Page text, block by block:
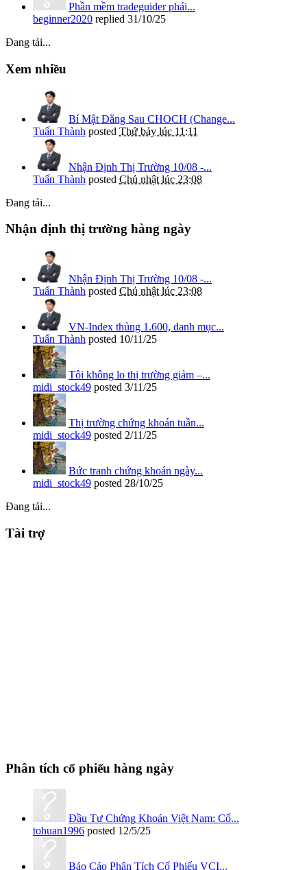
Phần mềm tradeguider phái...
beginner2020 replied 31/10/25
Đang tải...
Xem nhiều
Bí Mật Đằng Sau CHOCH (Change...
Tuấn Thành posted Thứ bảy lúc 11:11
Nhận Định Thị Trường 10/08 -...
Tuấn Thành posted Chủ nhật lúc 23:08
Đang tải...
Nhận định thị trường hàng ngày
Nhận Định Thị Trường 10/08 -...
Tuấn Thành posted Chủ nhật lúc 23:08
VN-Index thủng 1.600, danh mục...
Tuấn Thành posted 10/11/25
Tôi không lo thị trường giảm –...
midi_stock49 posted 3/11/25
Thị trường chứng khoán tuần...
midi_stock49 posted 2/11/25
Bức tranh chứng khoán ngày...
midi_stock49 posted 28/10/25
Đang tải...
Tài trợ
Phân tích cổ phiếu hàng ngày
Đầu Tư Chứng Khoán Việt Nam: Cổ...
tohuan1996 posted 12/5/25
Báo Cáo Phân Tích Cổ Phiếu VCI...